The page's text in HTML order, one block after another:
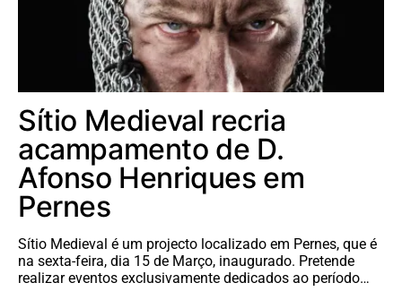
Sítio Medieval recria
acampamento de D.
Afonso Henriques em
Pernes
Sítio Medieval é um projecto localizado em Pernes, que é
na sexta-feira, dia 15 de Março, inaugurado. Pretende
realizar eventos exclusivamente dedicados ao período…